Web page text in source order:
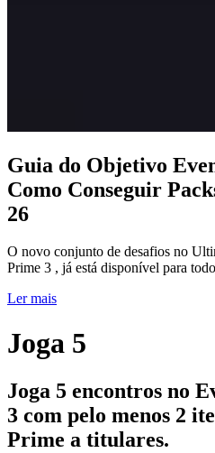
Guia do Objetivo
Como Conseguir
26
O novo conjunto de desafios no
Prime 3 , já está disponível para
Ler mais
Joga 5
Joga 5 encontros no
3 com pelo menos 2
Prime a titulares.